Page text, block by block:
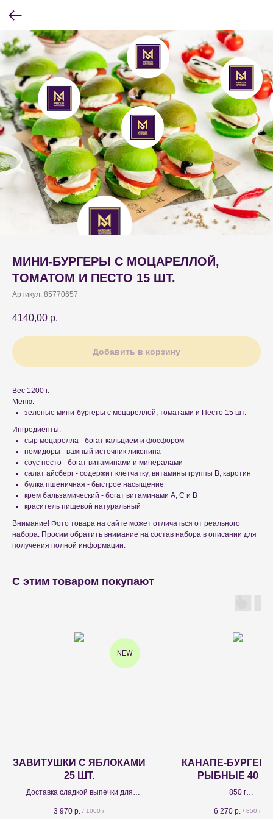
МИНИ-БУРГЕРЫ С МОЦАРЕЛЛОЙ,
ТОМАТОМ И ПЕСТО 15 ШТ.
Артикул: 85770657
4140,00 р.
Добавить в корзину
Вес 1200 г.
Меню:
зеленые мини-бургеры с моцареллой, томатами и Песто 15 шт.
Ингредиенты:
сыр моцарелла - богат кальцием и фосфором
помидоры - важный источник ликопина
соус песто - богат витаминами и минералами
салат айсберг - содержит клетчатку, витамины группы В, каротин
булка пшеничная - быстрое насыщение
крем бальзамический - богат витаминами А, С и В
краситель пищевой натуральный
Внимание! Фото товара на сайте может отличаться от реального
набора. Просим обратить внимание на состав набора в описании для
получения полной информации.
С этим товаром покупают
NEW
ЗАВИТУШКИ С ЯБЛОКАМИ
25 ШТ.
Доставка сладкой выпечки для
из слоенного теста с яблоками,
3 970 р. / 1000 г
КАНАПЕ-
РЫБНЫЕ 40
850 г
ананасом 13 шт.; канапе-
6 270 р. / 850 г